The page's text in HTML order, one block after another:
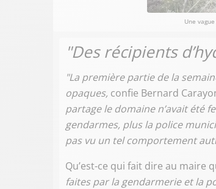
Une
"Des récipients
"La première partie de la
opaques, confie Bernard
partage le domaine n’avait été
gendarmes, plus la police
pas vu un tel comportement
Qu’est-ce qui fait dire au maire
faites par la gendarmerie et la